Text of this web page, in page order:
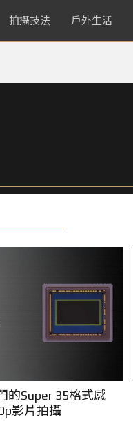
拍攝技法 戶外生活
的Super 35格式感
影片拍攝